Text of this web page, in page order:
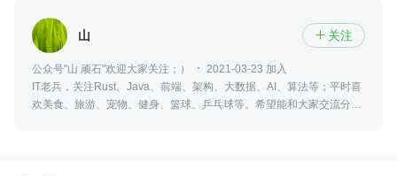
山  关注
公众号"山 顽石"欢迎大家关注；）
2021-03-23 加入
IT老兵，关注Rust、Java、前端、架构、大数据、AI、算法等；平时喜
欢美食、旅游、宠物、健身、篮球、乒乓球等。希望能和大家交流分